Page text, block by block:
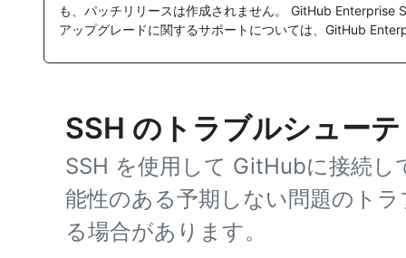
も、パッチリリースは作成されません。 GitHub Enterprise
アップグレードに関するサポートについては、GitHub
SSH のトラブルシュー
SSH を使用して GitHubに接続し
能性のある予期しない問題のト
る場合があります。